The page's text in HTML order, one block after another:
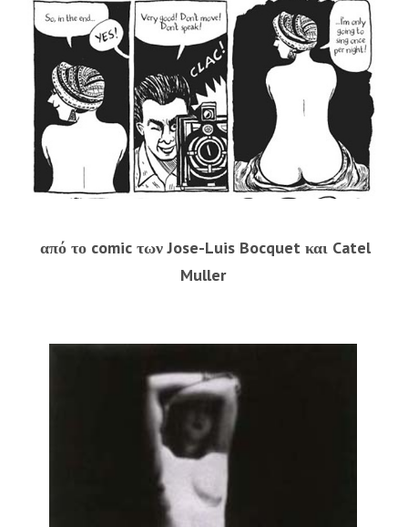
από το comic των Jose-Luis Bocquet και Catel
Muller